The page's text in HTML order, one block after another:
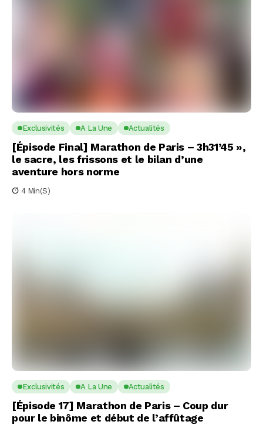
Exclusivités A La Une Actualités
[Épisode Final] Marathon de Paris – 3h31’45 »,
le sacre, les frissons et le bilan d’une
aventure hors norme
4 Min(s)
Exclusivités A La Une Actualités
[Épisode 17] Marathon de Paris – Coup dur
pour le binôme et début de l’affûtage